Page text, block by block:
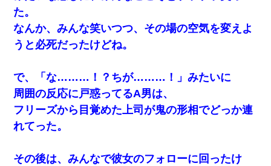
中途採用のAが部長から呼び出された。Aはヘラヘラと部屋
に入っていき、1時間後に号泣しながら出てきて…
【悲報】嫁がワイのこと嫌いっぽいから単身赴任した結果
【画像】女の子「お母さん！！私ようやくファッションモ
デルに選ばれたの！絶対見に来てね！」→悲しい結果がこ
れ・・・
嫁に不倫されたから嫁と不倫相手に1000万の慰謝料請求し
た。
なんか、みんな笑いつつ、その場の空気を変えよ
うと必死だったけどね。
で、「な………！？ちが………！」みたいに
周囲の反応に戸惑ってるA男は、
フリーズから目覚めた上司が鬼の形相でどっか連
れてった。
その後は、みんなで彼女のフォローに回ったけ